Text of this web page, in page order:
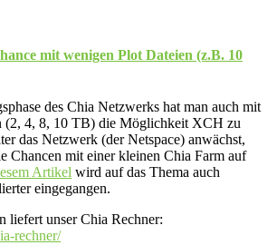
mit wenigen Plot Dateien (z.B. 10
des Chia Netzwerks hat man auch mit
(2, 4, 8, 10 TB) die Möglichkeit XCH zu
das Netzwerk (der Netspace) anwächst,
Chancen mit einer kleinen Chia Farm auf
Artikel wird auf das Thema auch
eingegangen.
liefert unser Chia Rechner:
rechner/